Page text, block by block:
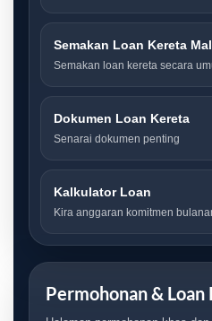
Semakan Loan Kereta
Semakan loan kereta secara
Dokumen Loan Kereta
Senarai dokumen penting
Kalkulator Loan
Kira anggaran komitmen
Permohonan & Loan